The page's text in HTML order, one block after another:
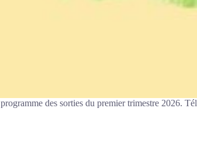
des sorties du premier trimestre 2026.